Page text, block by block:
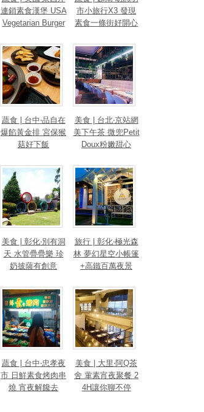
連鎖素食漢堡 USA
Vegetarian Burger
市小旅行X3 發現
素食一條街好開心
蔬食 | 台中‧品自在
爆餡黃金排 宮保猴
菇好下飯
美食 | 台北‧京站網
美下午茶 微兜Petit
Doux粉嫩甜心
美食 | 彰化‧別有洞
天 水管疊疊樂 珍
奶披薩有創意
旅行 | 彰化‧極光森
林 夢幻星空小帳篷
+高鐵百萬夜景
蔬食 | 台中‧忠孝夜
市 日鮮素食烤肉串
燒 宵夜解饞去
美食 | 大里‧阿Q茶
舍 葷素宵夜聚餐 2
4H讓你聊不停